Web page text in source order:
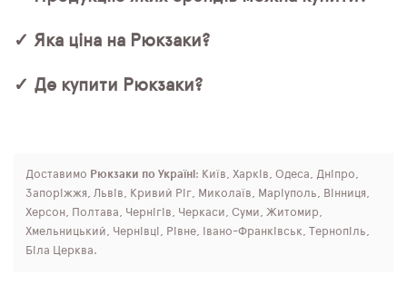
✓ Яка ціна на Рюкзаки?
✓ Де купити Рюкзаки?
Доставимо Рюкзаки по Україні : Київ, Харків, Одеса, Дніпро,
Запоріжжя, Львів, Кривий Ріг, Миколаїв, Маріуполь, Вінниця,
Херсон, Полтава, Чернігів, Черкаси, Суми, Житомир,
Хмельницький, Чернівці, Рівне, Івано-Франківськ, Тернопіль,
Біла Церква.